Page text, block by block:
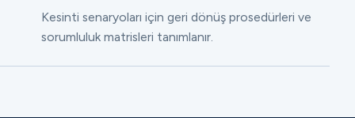
Kesinti senaryoları için geri dönüş prosedürleri ve
sorumluluk matrisleri tanımlanır.